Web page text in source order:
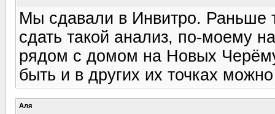
Мы сдавали в Инвитро. Раньше
сдать такой анализ, по-моему
рядом с домом на Новых
быть и в других их точках
Аля